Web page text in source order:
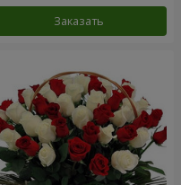
Заказать